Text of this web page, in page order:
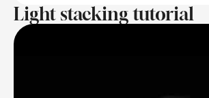
Light stacking tutorial